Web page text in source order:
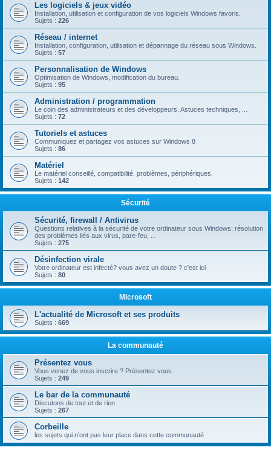
Les logiciels & jeux vidéo
Installation, utilisation et configuration de vos logiciels Windows favoris.
Sujets : 226
Réseau / internet
Installation, configuration, utilisation et dépannage du réseau sous Windows.
Sujets : 57
Personnalisation de Windows
Optimisation de Windows, modification du bureau.
Sujets : 95
Administration / programmation
Le coin des administrateurs et des développeurs. Astuces techniques, ...
Sujets : 72
Tutoriels et astuces
Communiquez et partagez vos astuces sur Windows 8
Sujets : 86
Matériel
Le matériel conseillé, compatibilité, problèmes, périphériques.
Sujets : 142
Sécurité
Sécurité, firewall / Antivirus
Questions relatives à la sécurité de votre ordinateur sous Windows: résolution
des problèmes liés aux virus, pare-feu, ...
Sujets : 275
Désinfection virale
Votre ordinateur est infecté? vous avez un doute ? c'est ici
Sujets : 80
Microsoft
L'actualité de Microsoft et ses produits
Sujets : 669
La communauté
Présentez vous
Vous venez de vous inscrire ? Présentez vous.
Sujets : 249
Le bar de la communauté
Discutons de tout et de rien
Sujets : 267
Corbeille
les sujets qui n'ont pas leur place dans cette communauté